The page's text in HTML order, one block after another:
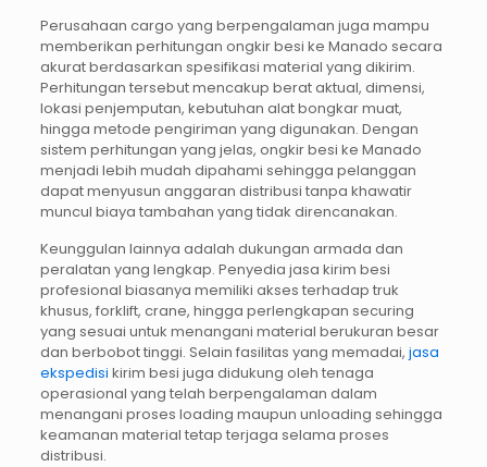
Perusahaan cargo yang berpengalaman juga mampu
memberikan perhitungan ongkir besi ke Manado secara
akurat berdasarkan spesifikasi material yang dikirim.
Perhitungan tersebut mencakup berat aktual, dimensi,
lokasi penjemputan, kebutuhan alat bongkar muat,
hingga metode pengiriman yang digunakan. Dengan
sistem perhitungan yang jelas, ongkir besi ke Manado
menjadi lebih mudah dipahami sehingga pelanggan
dapat menyusun anggaran distribusi tanpa khawatir
muncul biaya tambahan yang tidak direncanakan.
Keunggulan lainnya adalah dukungan armada dan
peralatan yang lengkap. Penyedia jasa kirim besi
profesional biasanya memiliki akses terhadap truk
khusus, forklift, crane, hingga perlengkapan securing
yang sesuai untuk menangani material berukuran besar
dan berbobot tinggi. Selain fasilitas yang memadai, jasa
ekspedisi kirim besi juga didukung oleh tenaga
operasional yang telah berpengalaman dalam
menangani proses loading maupun unloading sehingga
keamanan material tetap terjaga selama proses
distribusi.